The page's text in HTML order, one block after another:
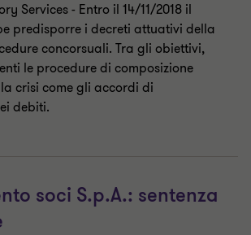
Services - Entro il 14/11/2018 il
predisporre i decreti attuativi della
concorsuali. Tra gli obiettivi,
le procedure di composizione
crisi come gli accordi di
debiti.
soci S.p.A.: sentenza